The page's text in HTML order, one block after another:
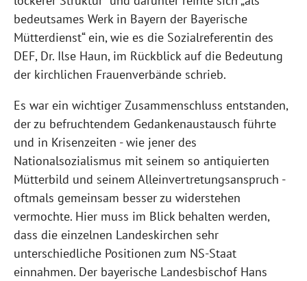
bedeutsames Werk in Bayern der Bayerische
Mütterdienst“ ein, wie es die Sozialreferentin des
DEF, Dr. Ilse Haun, im Rückblick auf die Bedeutung
der kirchlichen Frauenverbände schrieb.
Es war ein wichtiger Zusammenschluss entstanden,
der zu befruchtendem Gedankenaustausch führte
und in Krisenzeiten - wie jener des
Nationalsozialismus mit seinem so antiquierten
Mütterbild und seinem Alleinvertretungsanspruch -
oftmals gemeinsam besser zu widerstehen
vermochte. Hier muss im Blick behalten werden,
dass die einzelnen Landeskirchen sehr
unterschiedliche Positionen zum NS-Staat
einnahmen. Der bayerische Landesbischof Hans